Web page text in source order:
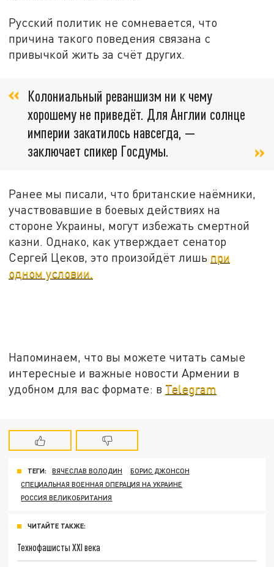
Русский политик не сомневается, что
причина такого поведения связана с
привычкой жить за счёт других.
Колониальный реваншизм ни к чему
хорошему не приведёт. Для Англии солнце
империи закатилось навсегда, —
заключает спикер Госдумы.
Ранее мы писали, что британские наёмники,
участвовавшие в боевых действиях на
стороне Украины, могут избежать смертной
казни. Однако, как утверждает сенатор
Сергей Цеков, это произойдёт лишь при
одном условии.
Напоминаем, что вы можете читать самые
интересные и важные новости Армении в
удобном для вас формате: в Telegram
ТЕГИ: ВЯЧЕСЛАВ ВОЛОДИН
БОРИС ДЖОНСОН
СПЕЦИАЛЬНАЯ ВОЕННАЯ ОПЕРАЦИЯ НА УКРАИНЕ
РОССИЯ ВЕЛИКОБРИТАНИЯ
ЧИТАЙТЕ ТАКЖЕ:
Технофашисты XXI века